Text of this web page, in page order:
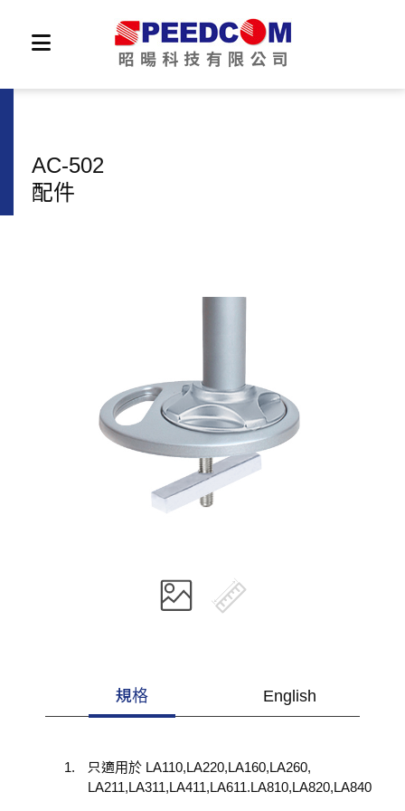
AC-502
配件
規格 English
只適用於 LA110,LA220,LA160,LA260,
LA211,LA311,LA411,LA611.LA810,LA820,LA840